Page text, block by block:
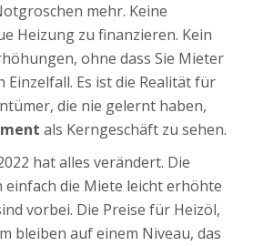
mehr. Keine
Heizung zu finanzieren. Kein
ohne dass Sie Mieter
Einzelfall. Es ist die Realität für
die nie gelernt haben,
als Kerngeschäft zu sehen.
hat alles verändert. Die
einfach die Miete leicht erhöhte
vorbei. Die Preise für Heizöl,
bleiben auf einem Niveau, das